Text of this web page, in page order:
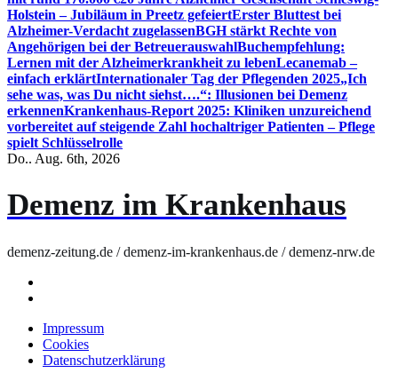
Holstein – Jubiläum in Preetz gefeiertErster Bluttest bei
Alzheimer-Verdacht zugelassenBGH stärkt Rechte von
Angehörigen bei der BetreuerauswahlBuchempfehlung:
Lernen mit der Alzheimerkrankheit zu lebenLecanemab –
einfach erklärtInternationaler Tag der Pflegenden 2025„Ich
sehe was, was Du nicht siehst….“: Illusionen bei Demenz
erkennenKrankenhaus-Report 2025: Kliniken unzureichend
vorbereitet auf steigende Zahl hochaltriger Patienten – Pflege
spielt Schlüsselrolle
Do.. Aug. 6th, 2026
Demenz im Krankenhaus
demenz-zeitung.de / demenz-im-krankenhaus.de / demenz-nrw.de
Impressum
Cookies
Datenschutzerklärung